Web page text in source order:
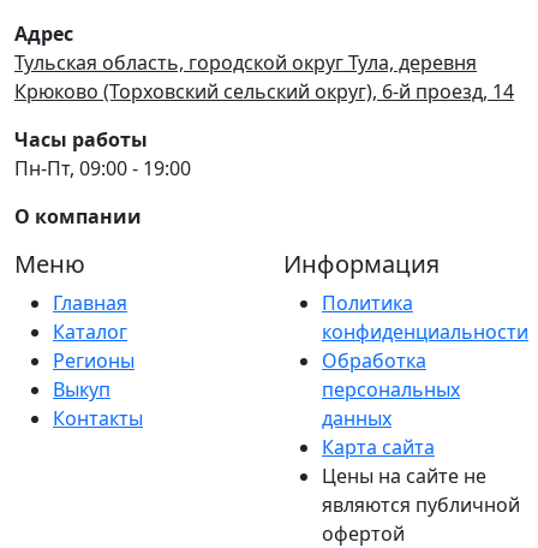
Адрес
Тульская область, городской округ Тула, деревня
Крюково (Торховский сельский округ), 6-й проезд, 14
Часы работы
Пн-Пт, 09:00 - 19:00
О компании
Меню
Главная
Каталог
Регионы
Выкуп
Контакты
Информация
Политика
конфиденциальности
Обработка
персональных
данных
Карта сайта
Цены на сайте не
являются публичной
офертой